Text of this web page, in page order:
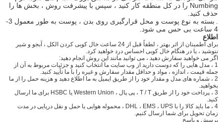
Numbing را در کل منطقه کار کنید ، سپس با پیشرفت روش ، بخش ها را
حذف کنید.
بسته به نوع پوست و محل قرارگیری روی بدن ، پوست به طور معمول 3-
4 ساعت بی حس می شود.
اطلاع
برای اطمینان از اثر بهتر ، لطفاً قبل از 24 ساعت خال کوبی کردن الکل ، آبجو و شیر
ننوشید ، یا در هنگام خال کوبی احساس درد خواهید کرد.
اگر می خواهید سفارش دهید ، می توانید مانند این روش انجام دهید:
1 ، مدل هایی را که دوست دارید از وب سایت ما انتخاب کنید و جزئیات مربوط به آن از
جمله قیمت ، اندازه ، مواد و حداقل مقدار سفارش و غیره را با ما تأیید کنید.
2 ، شماره های مدل و مقدار خود را از طریق ایمیل به ما اطلاع دهید و هزینه حمل را از ما
بخواهید.
3 ، پرداخت خود را از طریق T / T ، پی پال ، Western Union یا HSBC برای ما ارسال
کنید.
4 ، ما باید کالا را با DHL ، EMS ، UPS ، محموله هوایی یا حمل و نقل دریایی در مدت
زمان تحویل برای شما ارسال کنیم.
پرسش و پاسخ